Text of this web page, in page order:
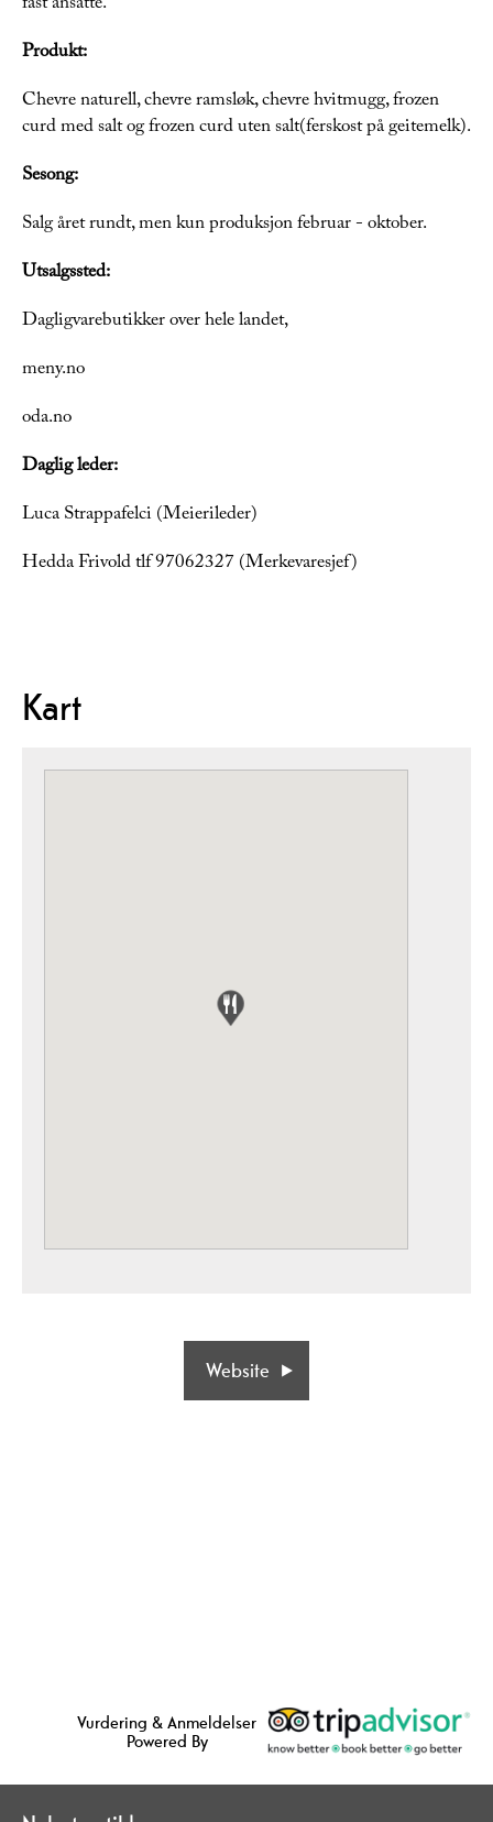
Produkt:
Chevre naturell, chevre ramsløk, chevre hvitmugg, frozen
curd med salt og frozen curd uten salt(ferskost på geitemelk).
Sesong:
Salg året rundt, men kun produksjon februar - oktober.
Utsalgssted:
Dagligvarebutikker over hele landet,
meny.no
oda.no
Daglig leder:
Luca Strappafelci (Meierileder)
Hedda Frivold tlf 97062327 (Merkevaresjef)
Kart
Website
Vurdering & Anmeldelser
Powered By